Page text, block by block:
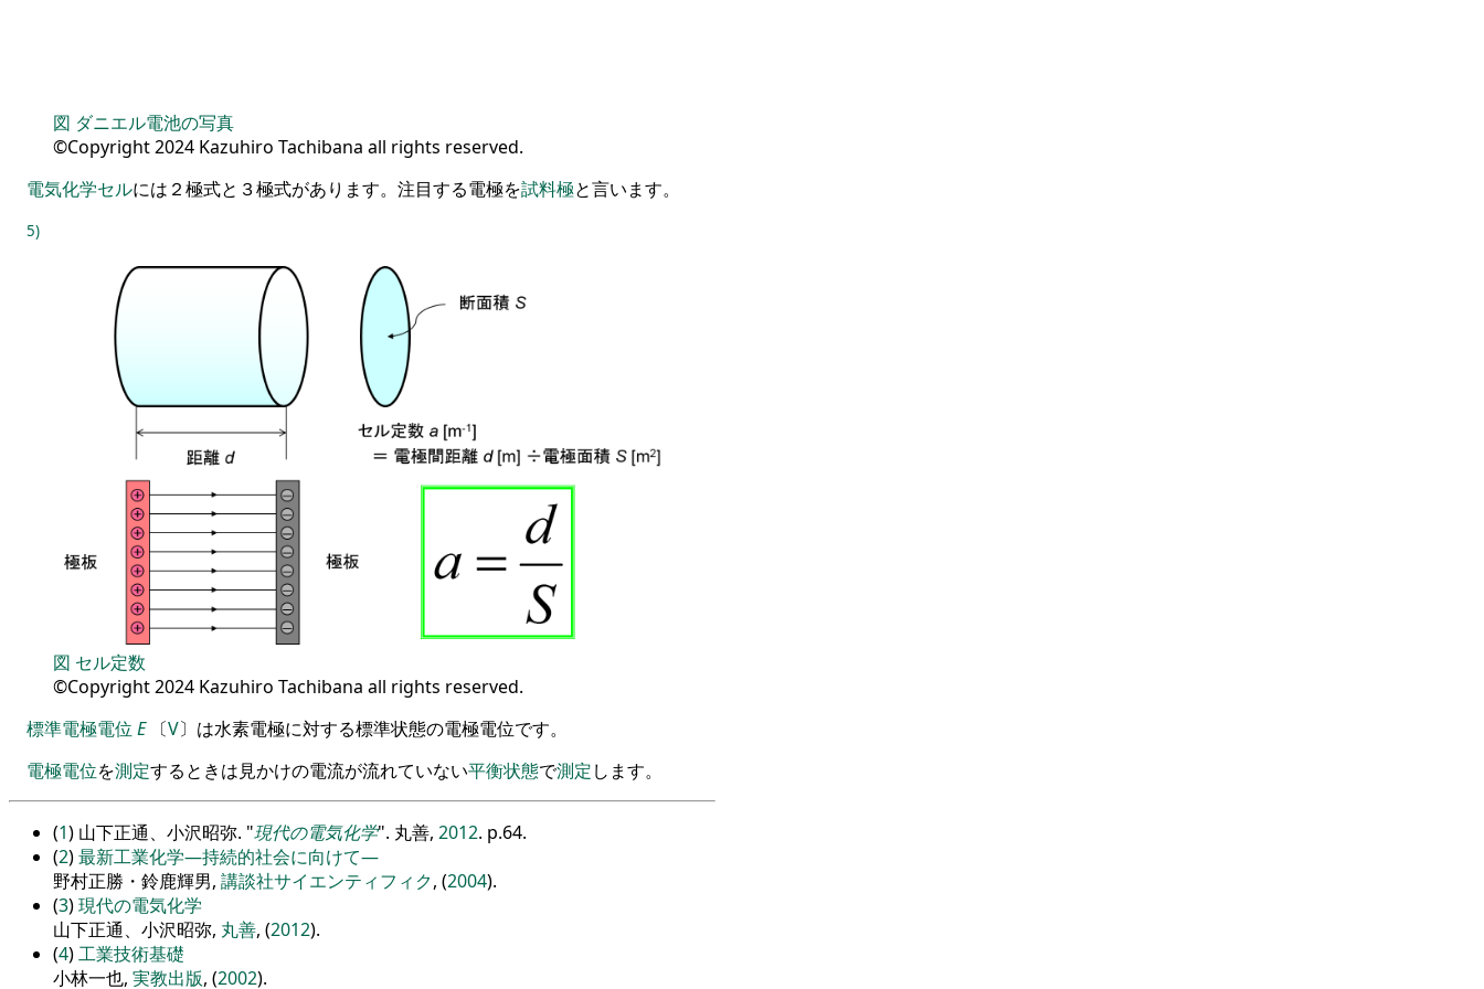
図 ダニエル電池の写真
©Copyright 2024 Kazuhiro Tachibana all rights reserved.
電気化学セルには ２極式と ３極式があります。 注目する電極を試料極と言います。
5)
図 セル定数
©Copyright 2024 Kazuhiro Tachibana all rights reserved.
標準電極電位 E〔V〕 は水素電極に対する標準状態の電極電位です。
電極電位を測定するときは見かけの電流が流れていない平衡状態で測定します。
(1) 山下正通、小沢昭弥. 現代の電気化学 . 丸善, 2012. p.64.
(2)最新工業化学―持続的社会に向けて―
野村正勝・鈴鹿輝男, 講談社サイエンティフィク, (2004).
(3)現代の電気化学
山下正通、小沢昭弥, 丸善, (2012).
(4)工業技術基礎
小林一也, 実教出版, (2002).